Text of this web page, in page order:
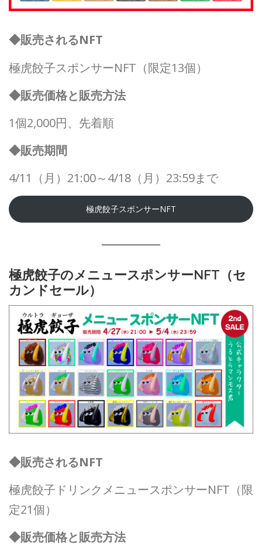
◆販売されるNFT
極虎餃子スポンサーNFT（限定13個）
◆販売価格と販売方法
1個2,000円、先着順
◆販売期間
4/11（月）21:00～4/18（月）23:59まで
極虎餃子スポンサーNFT
極虎餃子のメニュースポンサーNFT（セ
カンドセール）
◆販売されるNFT
極虎餃子ドリンクメニュースポンサーNFT（限
定21個）
◆販売価格と販売方法